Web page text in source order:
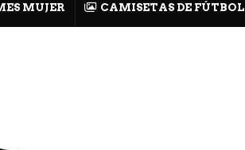
MUJER CAMISETAS DE FÚTBOL